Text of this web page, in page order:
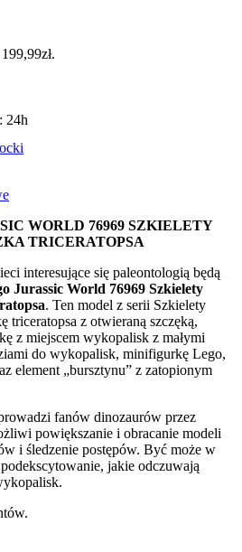
199,99zł.
24h
WORLD 76969 SZKIELETY
TRICERATOPSA
interesujące się paleontologią będą
Jurassic World 76969 Szkielety
. Ten model z serii Szkielety
triceratopsa z otwieraną szczęką,
z miejscem wykopalisk z małymi
do wykopalisk, minifigurkę Lego,
element „bursztynu” z zatopionym
fanów dinozaurów przez
powiększanie i obracanie modeli
i śledzenie postępów. Być może w
jakie odczuwają